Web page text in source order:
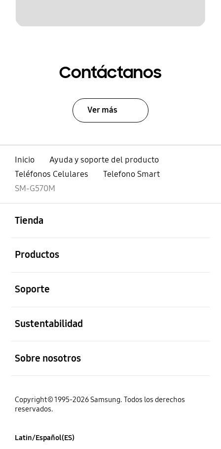
Contáctanos
Ver más
Inicio
Ayuda y soporte del producto
Teléfonos Celulares
Telefono Smart
SM-G570M
Tienda
Productos
Soporte
Sustentabilidad
Sobre nosotros
Copyright© 1995-2026 Samsung. Todos los derechos
reservados.
Latin/Español(ES)